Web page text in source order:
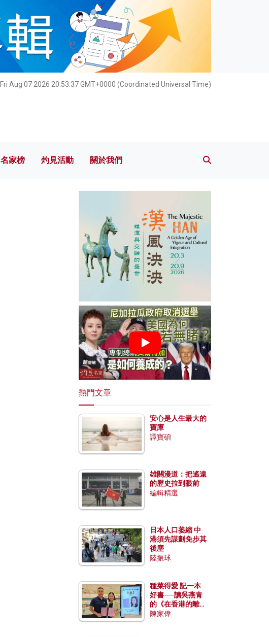
Fri Aug 07 2026 20:53:38 GMT+0000 (Coordinated Universal Time)
名家榜 灼見活動 關於我們
名家榜 灼見活動 關於我們
熱門文章
安心是人生最大的
寶庫
譚寶碩
雄關漫道：把遙遠
的歷史拉到眼前
編輯精選
日本人口萎縮 中
港須先謀劃免步其
後塵
陸振球
種菜得愛 記一本
好書──讀吳燕青
的《在香港的離島
種菜》
陳家偉